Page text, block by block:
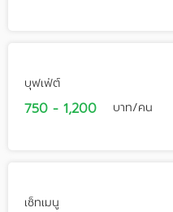
บุฟเฟ่ต์
750 - 1,200 บาท/คน
เซ็ทเมนู